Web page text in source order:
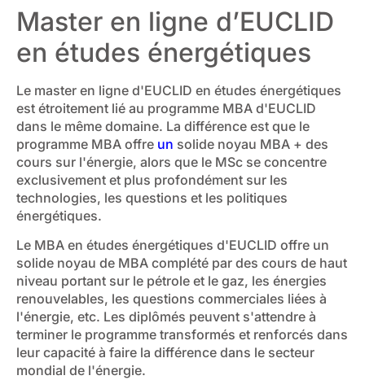
Master en ligne d’EUCLID
en études énergétiques
Le master en ligne d'EUCLID en études énergétiques
est étroitement lié au programme MBA d'EUCLID
dans le même domaine. La différence est que le
programme MBA offre un solide noyau MBA + des
cours sur l'énergie, alors que le MSc se concentre
exclusivement et plus profondément sur les
technologies, les questions et les politiques
énergétiques.
Le MBA en études énergétiques d'EUCLID offre un
solide noyau de MBA complété par des cours de haut
niveau portant sur le pétrole et le gaz, les énergies
renouvelables, les questions commerciales liées à
l'énergie, etc. Les diplômés peuvent s'attendre à
terminer le programme transformés et renforcés dans
leur capacité à faire la différence dans le secteur
mondial de l'énergie.